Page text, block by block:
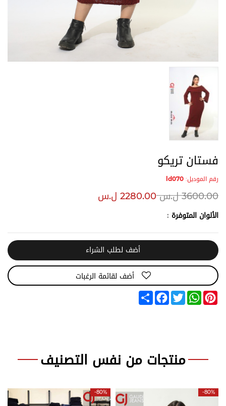
فستان تريكو
رقم الموديل:ld070
3600.00ل.س2280.00 ل.س
الألوان المتوفرة :
أضف لطلب الشراء
أضف لقائمة الرغبات
Share
FacebookTwitter
WhatsAppPinterest
منتجات من نفس التصنيف
-80%
-80%